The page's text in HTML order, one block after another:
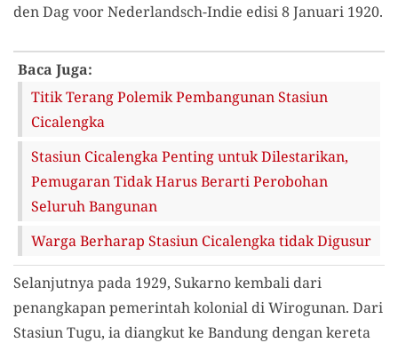
den Dag voor Nederlandsch-Indie edisi 8 Januari 1920.
Baca Juga:
Titik Terang Polemik Pembangunan Stasiun
Cicalengka
Stasiun Cicalengka Penting untuk Dilestarikan,
Pemugaran Tidak Harus Berarti Perobohan
Seluruh Bangunan
Warga Berharap Stasiun Cicalengka tidak Digusur
Selanjutnya pada 1929, Sukarno kembali dari
penangkapan pemerintah kolonial di Wirogunan. Dari
Stasiun Tugu, ia diangkut ke Bandung dengan kereta